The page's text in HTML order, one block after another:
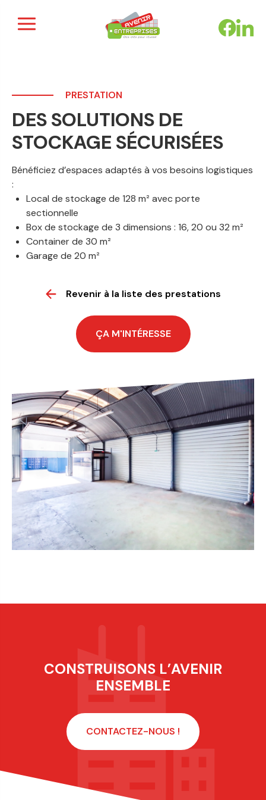
PRESTATION
DES SOLUTIONS DE
STOCKAGE SÉCURISÉES
Bénéficiez d’espaces adaptés à vos besoins logistiques
:
Local de stockage de 128 m² avec porte
sectionnelle
Box de stockage de 3 dimensions : 16, 20 ou 32 m²
Container de 30 m²
Garage de 20 m²
Revenir à la liste des prestations
ÇA M'INTÉRESSE
CONSTRUISONS L’AVENIR
ENSEMBLE
CONTACTEZ-NOUS !